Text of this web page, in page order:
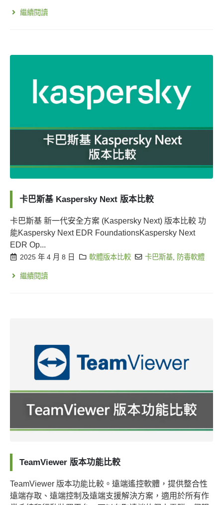
繼續閱讀
卡巴斯基 Kaspersky Next 版本比較
卡巴斯基 新一代安全方案 (Kaspersky Next) 版本比較 功
能Kaspersky Next EDR FoundationsKaspersky Next
EDR Op...
2025 年 4 月 8 日 軟體版本比較 卡巴斯基 防毒軟體
繼續閱讀
TeamViewer 版本功能比較
TeamViewer 版本功能比較。遠端遙控軟體，提供整合性
遠端存取、遠端控制及遠端支援解決方案，適用於所有作